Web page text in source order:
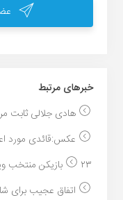
خبر‌های مرتبط
هادی جلالی ثابت
عکس:قائدی مورد
۲۳ بازیکن منتخب ویلموتس برای رویارویی با عراق/ محب...
اتفاق عجیب برای شاگردان